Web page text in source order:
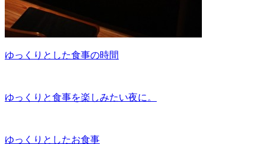
ゆっくりとした食事の時間
ゆっくりと食事を楽しみたい夜に。
ゆっくりとしたお食事